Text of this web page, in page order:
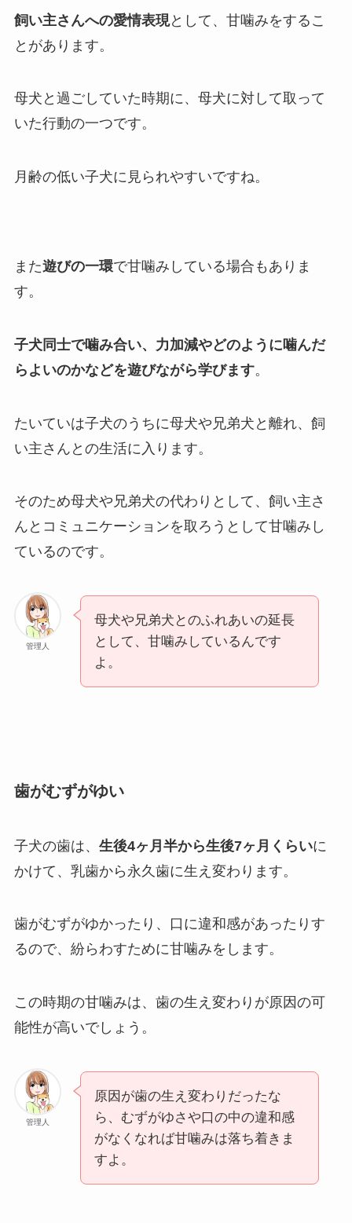
飼い主さんへの愛情表現として、甘噛みをするこ
とがあります。
母犬と過ごしていた時期に、母犬に対して取って
いた行動の一つです。
月齢の低い子犬に見られやすいですね。
また遊びの一環で甘噛みしている場合もありま
す。
子犬同士で噛み合い、力加減やどのように噛んだ
らよいのかなどを遊びながら学びます。
たいていは子犬のうちに母犬や兄弟犬と離れ、飼
い主さんとの生活に入ります。
そのため母犬や兄弟犬の代わりとして、飼い主さ
んとコミュニケーションを取ろうとして甘噛みし
ているのです。
管理人
母犬や兄弟犬とのふれあいの延長
として、甘噛みしているんです
よ。
歯がむずがゆい
子犬の歯は、 生後4ヶ月半から生後7ヶ月くらいに
かけて、乳歯から永久歯に生え変わります。
歯がむずがゆかったり、口に違和感があったりす
るので、紛らわすために甘噛みをします。
この時期の甘噛みは、歯の生え変わりが原因の可
能性が高いでしょう。
管理人
原因が歯の生え変わりだったな
ら、むずがゆさや口の中の違和感
がなくなれば甘噛みは落ち着きま
すよ。